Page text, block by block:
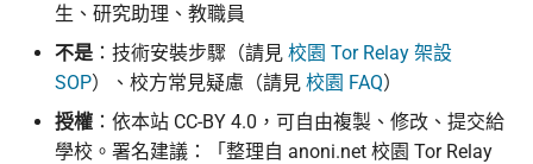
匿名通訊工具比較
密碼管理器入門
生、研究助理、教職員
不是 ：技術安裝步驟（請見 校園 Tor Relay 架設
SOP）、校方常見疑慮（請見 校園 FAQ）
授權 ：依本站 CC-BY 4.0，可自由複製、修改、提交給
學校。署名建議：「整理自 anoni.net 校園 Tor Relay